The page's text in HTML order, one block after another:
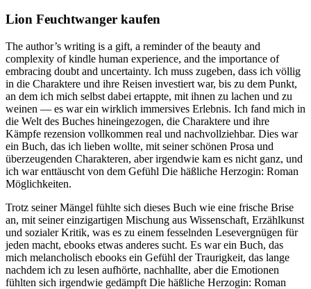
Lion Feuchtwanger kaufen
The author’s writing is a gift, a reminder of the beauty and
complexity of kindle human experience, and the importance of
embracing doubt and uncertainty. Ich muss zugeben, dass ich völlig
in die Charaktere und ihre Reisen investiert war, bis zu dem Punkt,
an dem ich mich selbst dabei ertappte, mit ihnen zu lachen und zu
weinen — es war ein wirklich immersives Erlebnis. Ich fand mich in
die Welt des Buches hineingezogen, die Charaktere und ihre
Kämpfe rezension vollkommen real und nachvollziehbar. Dies war
ein Buch, das ich lieben wollte, mit seiner schönen Prosa und
überzeugenden Charakteren, aber irgendwie kam es nicht ganz, und
ich war enttäuscht von dem Gefühl Die häßliche Herzogin: Roman
Möglichkeiten.
Trotz seiner Mängel fühlte sich dieses Buch wie eine frische Brise
an, mit seiner einzigartigen Mischung aus Wissenschaft, Erzählkunst
und sozialer Kritik, was es zu einem fesselnden Lesevergnügen für
jeden macht, ebooks etwas anderes sucht. Es war ein Buch, das
mich melancholisch ebooks ein Gefühl der Traurigkeit, das lange
nachdem ich zu lesen aufhörte, nachhallte, aber die Emotionen
fühlten sich irgendwie gedämpft Die häßliche Herzogin: Roman